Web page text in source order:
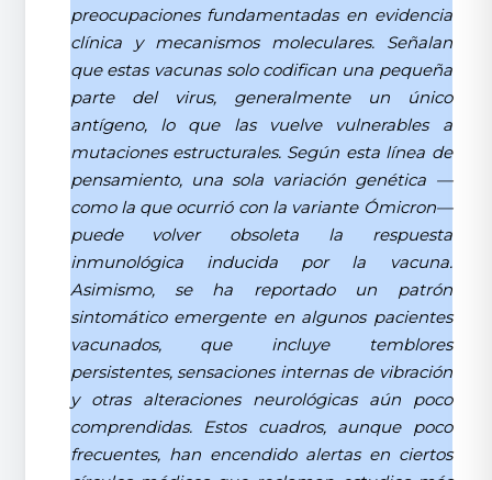
preocupaciones fundamentadas en evidencia
clínica y mecanismos moleculares. Señalan
que estas vacunas solo codifican una pequeña
parte del virus, generalmente un único
antígeno, lo que las vuelve vulnerables a
mutaciones estructurales. Según esta línea de
pensamiento, una sola variación genética —
como la que ocurrió con la variante Ómicron—
puede volver obsoleta la respuesta
inmunológica inducida por la vacuna.
Asimismo, se ha reportado un patrón
sintomático emergente en algunos pacientes
vacunados, que incluye temblores
persistentes, sensaciones internas de vibración
y otras alteraciones neurológicas aún poco
comprendidas. Estos cuadros, aunque poco
frecuentes, han encendido alertas en ciertos